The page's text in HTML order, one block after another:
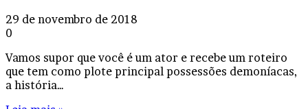
29 de novembro de 2018
0
Vamos supor que você é um ator e recebe um roteiro
que tem como plote principal possessões demoníacas,
a história…